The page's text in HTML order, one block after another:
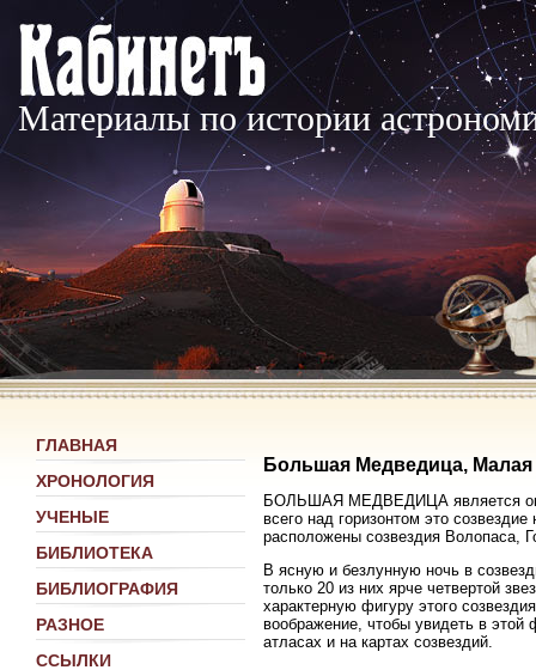
Материалы по истории
ГЛАВНАЯ
ХРОНОЛОГИЯ
УЧЕНЫЕ
БИБЛИОТЕКА
БИБЛИОГРАФИЯ
РАЗНОЕ
ССЫЛКИ
Большая Медведица,
БОЛЬШАЯ МЕДВЕДИЦА является
всего над горизонтом это
расположены созвездия
В ясную и безлунную ночь в
только 20 из них ярче четвертой
характерную фигуру этого
воображение, чтобы увидеть в этой
атласах и на картах созвездий.